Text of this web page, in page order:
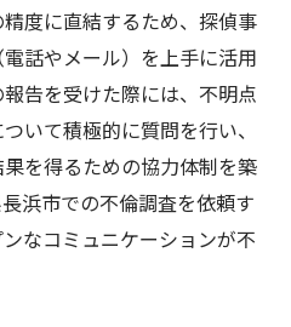
度に直結するため、探偵事
話やメール）を上手に活用
告を受けた際には、不明点
いて積極的に質問を行い、
を得るための協力体制を築
浜市での不倫調査を依頼す
なコミュニケーションが不